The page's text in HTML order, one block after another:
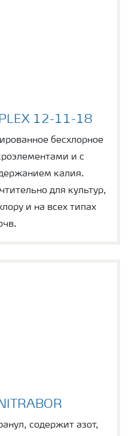
12-11-18
бесхлорное
и с
калия.
для культур,
и на всех типах
содержит азот,